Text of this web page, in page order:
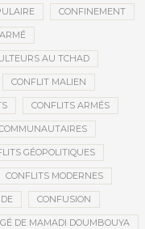
CONFINEMENT
AU TCHAD
CONFLIT MALIEN
CONFLITS ARMÉS
GÉOPOLITIQUES
CONFLITS MODERNES
CONFUSION
DE MAMADI DOUMBOUYA